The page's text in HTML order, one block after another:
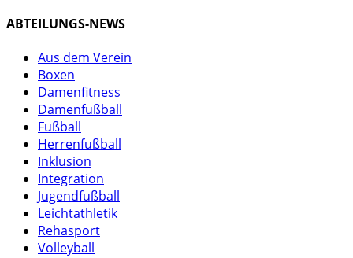
ABTEILUNGS-NEWS
Aus dem Verein
Boxen
Damenfitness
Damenfußball
Fußball
Herrenfußball
Inklusion
Integration
Jugendfußball
Leichtathletik
Rehasport
Volleyball